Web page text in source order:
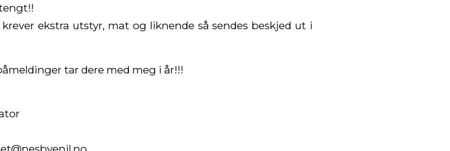
ekstra utstyr, mat og liknende så sendes beskjed ut i
tar dere med meg i år!!!